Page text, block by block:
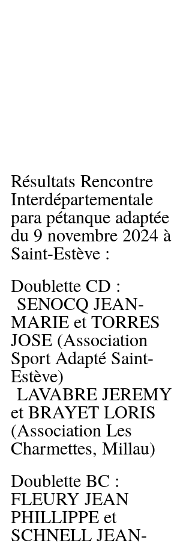
Résultats Rencontre
Interdépartementale
para pétanque adaptée
du 9 novembre 2024 à
Saint-Estève :
Doublette CD :
SENOCQ JEAN-
MARIE et TORRES
JOSE (Association
Sport Adapté Saint-
Estève)
LAVABRE JEREMY
et BRAYET LORIS
(Association Les
Charmettes, Millau)
Doublette BC :
FLEURY JEAN
PHILLIPPE et
SCHNELL JEAN-